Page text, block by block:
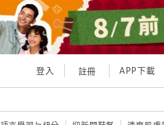
登入 註冊 APP下載